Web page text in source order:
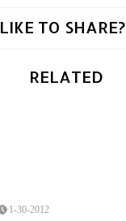
LIKE TO SHARE?
RELATED
1-30-2012